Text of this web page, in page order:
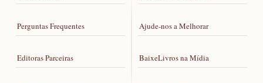
Perguntas Frequentes
Editoras Parceiras
Ajude-nos a Melhorar
BaixeLivros na Mídia